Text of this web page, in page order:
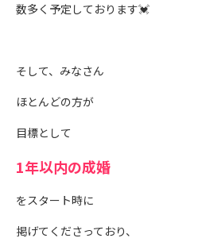
数多く予定しております💓
そして、みなさん
ほとんどの方が
目標として
1年以内の成婚
をスタート時に
掲げてくださっており、